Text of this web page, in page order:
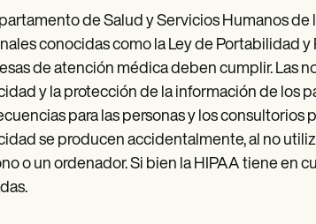
de Salud y Servicios Humanos
conocidas como la Ley de Portabilidad
de atención médica deben cumplir. Las
y la protección de la información de los
para las personas y los consultorios
se producen accidentalmente, al no
o un ordenador. Si bien la HIPAA tiene en